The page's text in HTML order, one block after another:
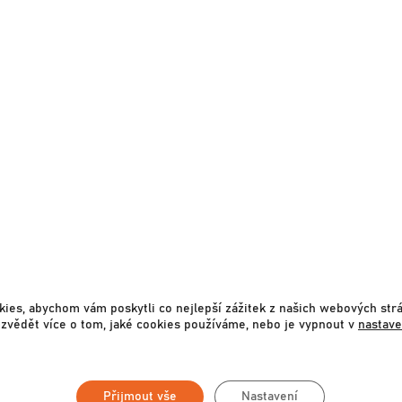
interiéru, nebo zařízení nového bytu/
specialista se Vám ozve do 24 hodin. Na nezávazné
abychom vám poskytli co nejlepší zážitek z našich webových
více o tom, jaké cookies používáme, nebo je vypnout v
Přijmout vše Nastavení